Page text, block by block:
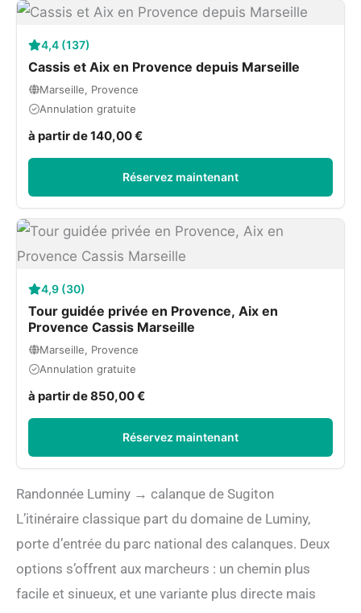
4,4 (137)
Cassis et Aix en Provence depuis Marseille
Marseille, Provence
Annulation gratuite
à partir de 140,00 €
Réservez maintenant
4,9 (30)
Tour guidée privée en Provence, Aix en
Provence Cassis Marseille
Marseille, Provence
Annulation gratuite
à partir de 850,00 €
Réservez maintenant
Randonnée Luminy → calanque de Sugiton
L’itinéraire classique part du domaine de Luminy,
porte d’entrée du parc national des calanques. Deux
options s’offrent aux marcheurs : un chemin plus
facile et sinueux, et une variante plus directe mais